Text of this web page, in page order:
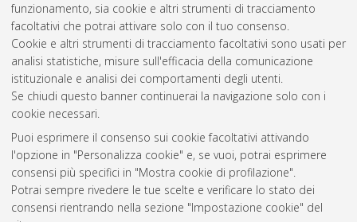
funzionamento, sia cookie e altri strumenti di tracciamento
facoltativi che potrai attivare solo con il tuo consenso.
Cookie e altri strumenti di tracciamento facoltativi sono usati per
analisi statistiche, misure sull'efficacia della comunicazione
istituzionale e analisi dei comportamenti degli utenti.
Se chiudi questo banner continuerai la navigazione solo con i
cookie necessari.
Puoi esprimere il consenso sui cookie facoltativi attivando
l'opzione in "Personalizza cookie" e, se vuoi, potrai esprimere
consensi più specifici in "Mostra cookie di profilazione".
Potrai sempre rivedere le tue scelte e verificare lo stato dei
consensi rientrando nella sezione "Impostazione cookie" del
Gestione del documento:
Atom
Rss 1.0
Rss 2.0